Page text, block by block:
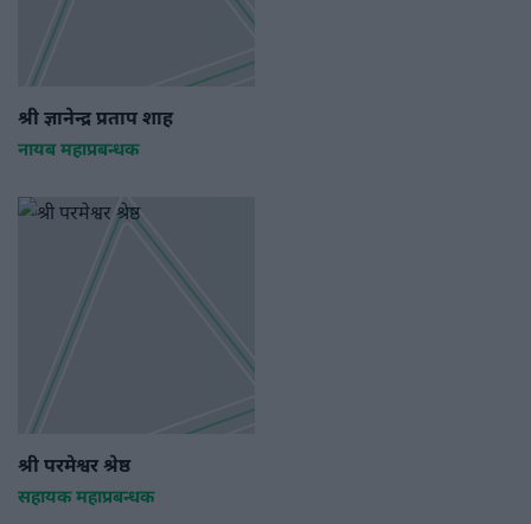
श्री ज्ञानेन्द्र प्रताप शाह
नायब महाप्रबन्धक
श्री परमेश्वर श्रेष्ठ
सहायक महाप्रबन्धक